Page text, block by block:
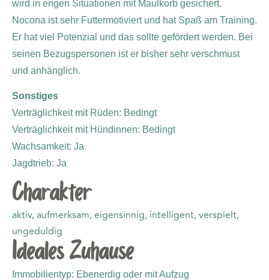
wird in engen Situationen mit Maulkorb gesichert.
Nocona ist sehr Futtermotiviert und hat Spaß am Training.
Er hat viel Potenzial und das sollte gefördert werden. Bei
seinen Bezugspersonen ist er bisher sehr verschmust
und anhänglich.
Sonstiges
Verträglichkeit mit Rüden: Bedingt
Verträglichkeit mit Hündinnen: Bedingt
Wachsamkeit: Ja
Jagdtrieb: Ja
Charakter
aktiv, aufmerksam, eigensinnig, intelligent, verspielt,
ungeduldig
Ideales Zuhause
Immobilientyp: Ebenerdig oder mit Aufzug